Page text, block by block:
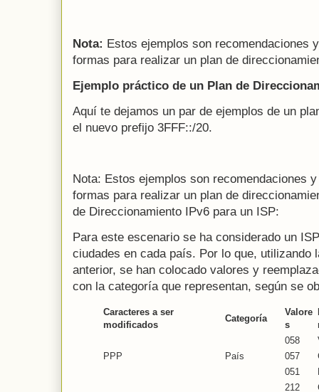
Nota: Estos ejemplos son recomendaciones
formas para realizar un plan de
Ejemplo práctico de un Plan de
Aquí te dejamos un par de ejemplos de un
el nuevo prefijo 3FFF::/20.
Nota: Estos ejemplos son recomendaciones
formas para realizar un plan de
de Direccionamiento IPv6 para un ISP:
Para este escenario se ha considerado un
ciudades en cada país. Por lo que, utilizando
anterior, se han colocado valores y
con la categoría que representan, según se
Caracteres a ser
modificados
Categoría
Valore
s
PPP País
058
057
051
212